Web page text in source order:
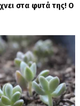
στα φυτά της! Ο